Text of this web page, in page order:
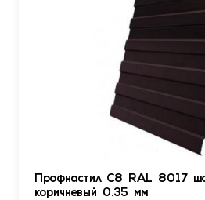
Профнастил С8 RAL 8017
коричневый 0.35 мм